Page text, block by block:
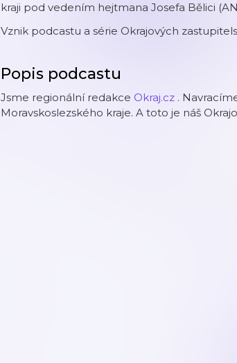
kraji pod vedením hejtmana Josefa Bělici
Vznik podcastu a série Okrajových
Popis podcastu
Jsme regionální redakce Okraj.cz .
Moravskoslezského kraje. A toto je náš